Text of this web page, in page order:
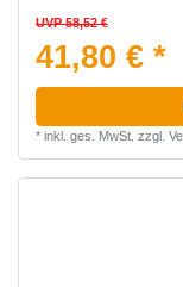
UVP 58,52 €
41,80 € *
* inkl. ges. MwSt. zzgl.